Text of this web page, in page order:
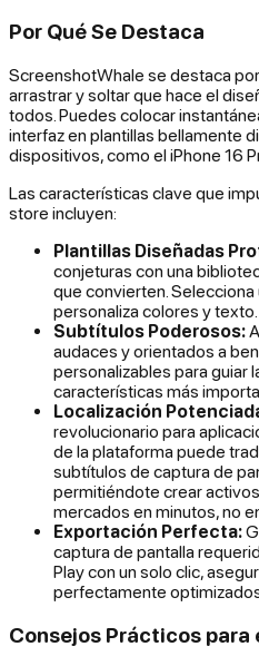
Por Qué Se Destaca
ScreenshotWhale se destaca
arrastrar y soltar que hace el
todos. Puedes colocar
interfaz en plantillas bellamente
dispositivos, como el iPhone 16
Las características clave que
store incluyen:
Plantillas Diseñadas
conjeturas con una
que convierten. Selecciona
personaliza colores y texto.
Subtítulos Poderosos:
audaces y orientados a
personalizables para guiar
características más
Localización
revolucionario para
de la plataforma puede
subtítulos de captura de
permitiéndote crear
mercados en minutos, no
Exportación Perfecta:
captura de pantalla
Play con un solo clic,
perfectamente
Consejos Prácticos para